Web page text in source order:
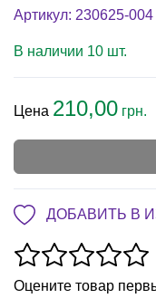
Артикул: 230625-004
В наличии 10 шт.
Цена 210,00 грн.
ДОБАВИТЬ В
Оцените товар